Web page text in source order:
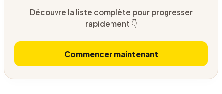
Découvre la liste complète pour progresser
rapidement 👇
Commencer maintenant